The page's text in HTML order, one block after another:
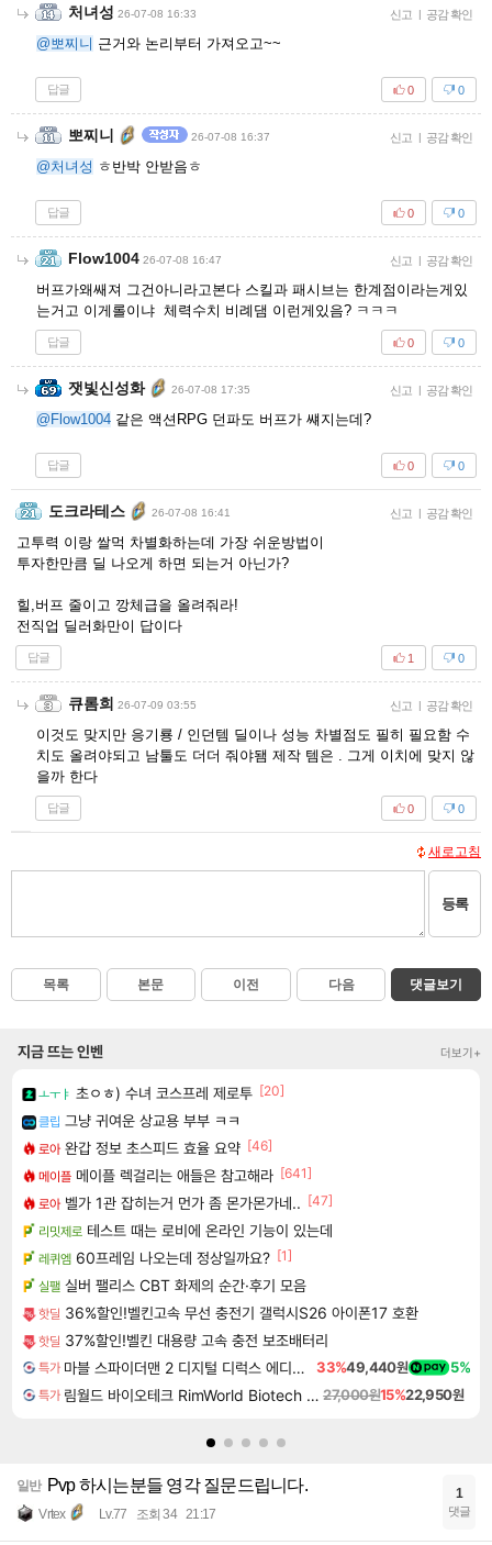
처녀성 26-07-08 16:33 신고 | 공감 확인
@뽀찌니 근거와 논리부터 가져오고~~
답글 0
0
뽀찌니 26-07-08 16:37 신고 | 공감 확인
@처녀성 ㅎ반박 안받음ㅎ
답글 0
0
Flow1004 26-07-08 16:47 신고 | 공감 확인
버프가왜쌔져 그건아니라고본다 스킬과 패시브는 한계점이라는게있
는거고 이게롤이냐 체력수치 비례댐 이런게있음? ㅋㅋㅋ
답글 0
0
잿빛신성화 26-07-08 17:35 신고 | 공감 확인
@Flow1004 같은 액션RPG 던파도 버프가 썌지는데?
답글 0
0
도크라테스 26-07-08 16:41 신고 | 공감 확인
고투력 이랑 쌀먹 차별화하는데 가장 쉬운방법이
투자한만큼 딜 나오게 하면 되는거 아닌가?
힐,버프 줄이고 깡체급을 올려줘라!
전직업 딜러화만이 답이다
답글 0
1
큐롬희 26-07-09 03:55 신고 | 공감 확인
이것도 맞지만 응기룡 / 인던템 딜이나 성능 차별점도 필히 필요함 수
치도 올려야되고 남툴도 더더 줘야됌 제작 템은 . 그게 이치에 맞지 않
을까 한다
답글 0
0
새로고침
등록
목록 본문 이전 다음 댓글보기
지금 뜨는 인벤 더보기+
ㅗㅜㅑ 초ㅇㅎ) 수녀 코스프레 제로투 [20]
클립 그냥 귀여운 상교용 부부 ㅋㅋ
로아 완갑 정보 초스피드 효율 요약 [46]
메이플 메이플 렉걸리는 애들은 참고해라 [641]
로아 벨가 1관 잡히는거 먼가 좀 몬가몬가네.. [47]
리밋제로 테스트 때는 로비에 온라인 기능이 있는데
레퀴엠 60프레임 나오는데 정상일까요? [1]
실팰 실버 팰리스 CBT 화제의 순간·후기 모음
핫딜 36%할인!벨킨고속 무선 충전기 갤럭시S26 아이폰17 호환
핫딜 37%할인!벨킨 대용량 고속 충전 보조배터리
특가 마블 스파이더맨 2 디지털 디럭스 에디션 Marvel's Spider-Man 2 Digital Deluxe Edition 33%49,440원 5%
특가 림월드 바이오테크 RimWorld Biotech DLC 27,000원15%22,950원
일반 Pvp 하시는분들 영각 질문드립니다.
Vrtex Lv.77 조회 34 21:17
1
댓글